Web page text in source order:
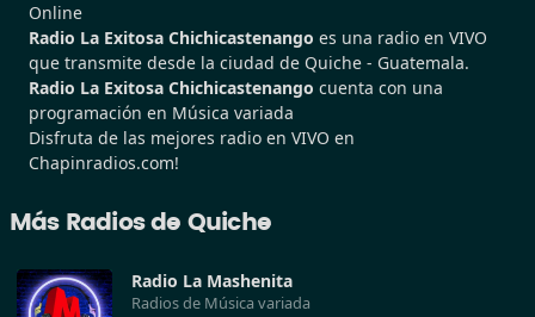
Online
Radio La Exitosa Chichicastenango es una radio en VIVO
que transmite desde la ciudad de Quiche - Guatemala.
Radio La Exitosa Chichicastenango cuenta con una
programación en Música variada
Disfruta de las mejores radio en VIVO en
Chapinradios.com!
Más Radios de Quiche
Radio La Mashenita
Radios de Música variada